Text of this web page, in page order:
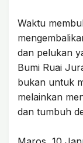
Waktu
dan pelukan
Bumi Ruai
bukan untuk
melainkan
dan tumbuh